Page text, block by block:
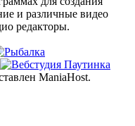
и различные видео
редакторы.
ManiaHost.